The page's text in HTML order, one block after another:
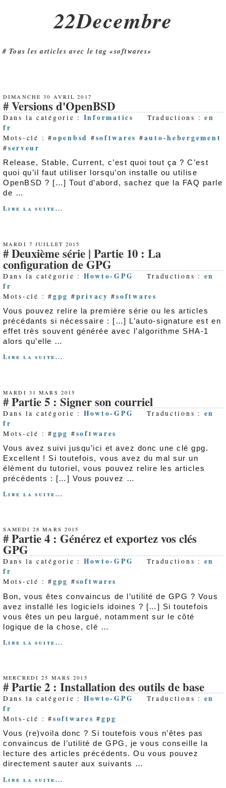
22Decembre
Tous les articles avec le tag «softwares»
DIMANCHE 30 AVRIL 2017
Versions d'OpenBSD
Dans la catégorie : Informatics Traductions :en
fr
Mots-clé : #openbsd #softwares #auto-hebergement
#serveur
Release, Stable, Current, c’est quoi tout ça ? C’est
quoi qu’il faut utiliser lorsqu’on installe ou utilise
OpenBSD ? […] Tout d’abord, sachez que la FAQ parle
de …
Lire la suite...
MARDI 7 JUILLET 2015
Deuxième série | Partie 10 : La
configuration de GPG
Dans la catégorie : Howto-GPG Traductions : en
fr
Mots-clé : #gpg #privacy #softwares
Vous pouvez relire la première série ou les articles
précédants si nécessaire : […] L’auto-signature est en
effet très souvent générée avec l’algorithme SHA-1
alors qu’elle …
Lire la suite...
MARDI 31 MARS 2015
Partie 5 : Signer son courriel
Dans la catégorie : Howto-GPG Traductions : en
fr
Mots-clé : #gpg #softwares
Vous avez suivi jusqu’ici et avez donc une clé gpg.
Excellent ! Si toutefois, vous avez du mal sur un
élément du tutoriel, vous pouvez relire les articles
précédents : […] Vous pouvez …
Lire la suite...
SAMEDI 28 MARS 2015
Partie 4 : Générez et exportez vos clés
GPG
Dans la catégorie : Howto-GPG Traductions : en
fr
Mots-clé : #gpg #softwares
Bon, vous êtes convaincus de l’utilité de GPG ? Vous
avez installé les logiciels idoines ? […] Si toutefois
vous êtes un peu largué, notamment sur le côté
logique de la chose, clé …
Lire la suite...
MERCREDI 25 MARS 2015
Partie 2 : Installation des outils de base
Dans la catégorie : Howto-GPG Traductions : en
fr
Mots-clé : #softwares #gpg
Vous (re)voila donc ? Si toutefois vous n’êtes pas
convaincus de l’utilité de GPG, je vous conseille la
lecture des articles précédents. Ou vous pouvez
directement sauter aux suivants …
Lire la suite...